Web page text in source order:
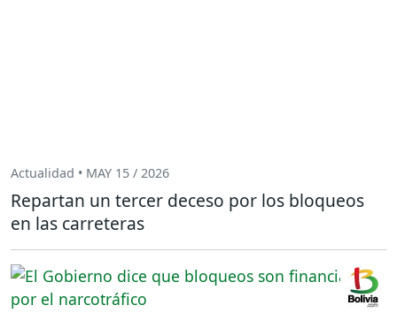
Actualidad • MAY 15 / 2026
Repartan un tercer deceso por los bloqueos
en las carreteras